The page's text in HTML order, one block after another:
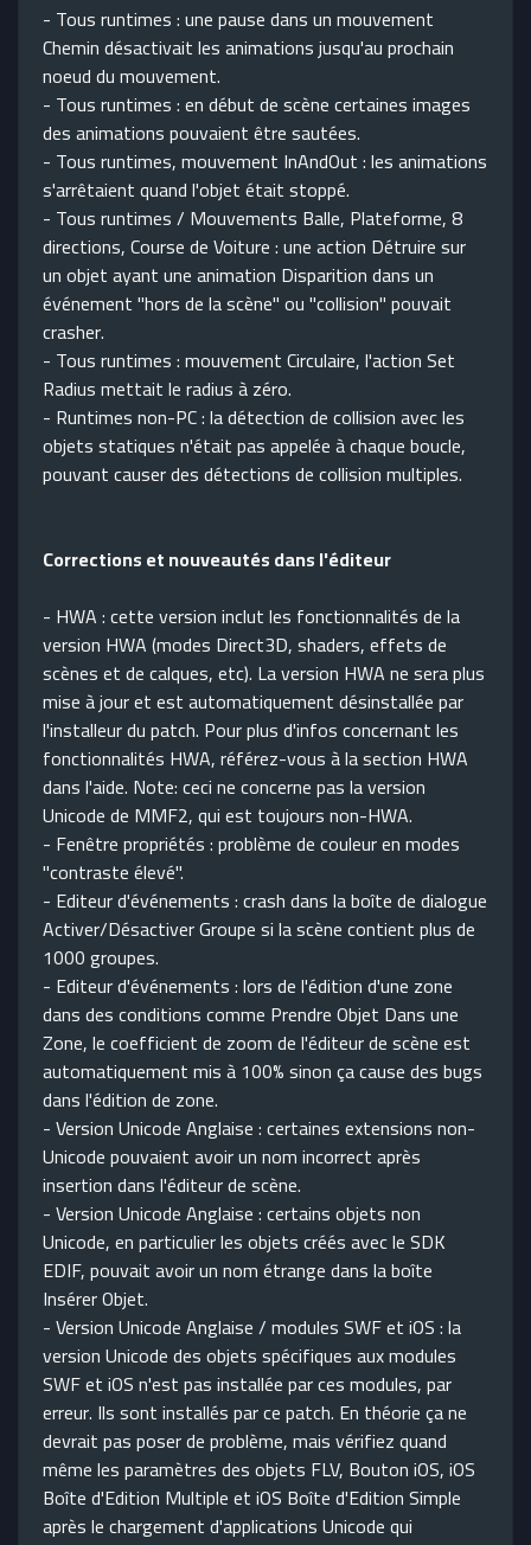
- Tous runtimes : une pause dans un mouvement
Chemin désactivait les animations jusqu'au prochain
noeud du mouvement.
- Tous runtimes : en début de scène certaines images
des animations pouvaient être sautées.
- Tous runtimes, mouvement InAndOut : les animations
s'arrêtaient quand l'objet était stoppé.
- Tous runtimes / Mouvements Balle, Plateforme, 8
directions, Course de Voiture : une action Détruire sur
un objet ayant une animation Disparition dans un
événement "hors de la scène" ou "collision" pouvait
crasher.
- Tous runtimes : mouvement Circulaire, l'action Set
Radius mettait le radius à zéro.
- Runtimes non-PC : la détection de collision avec les
objets statiques n'était pas appelée à chaque boucle,
pouvant causer des détections de collision multiples.
Corrections et nouveautés dans l'éditeur
- HWA : cette version inclut les fonctionnalités de la
version HWA (modes Direct3D, shaders, effets de
scènes et de calques, etc). La version HWA ne sera plus
mise à jour et est automatiquement désinstallée par
l'installeur du patch. Pour plus d'infos concernant les
fonctionnalités HWA, référez-vous à la section HWA
dans l'aide. Note: ceci ne concerne pas la version
Unicode de MMF2, qui est toujours non-HWA.
- Fenêtre propriétés : problème de couleur en modes
"contraste élevé".
- Editeur d'événements : crash dans la boîte de dialogue
Activer/Désactiver Groupe si la scène contient plus de
1000 groupes.
- Editeur d'événements : lors de l'édition d'une zone
dans des conditions comme Prendre Objet Dans une
Zone, le coefficient de zoom de l'éditeur de scène est
automatiquement mis à 100% sinon ça cause des bugs
dans l'édition de zone.
- Version Unicode Anglaise : certaines extensions non-
Unicode pouvaient avoir un nom incorrect après
insertion dans l'éditeur de scène.
- Version Unicode Anglaise : certains objets non
Unicode, en particulier les objets créés avec le SDK
EDIF, pouvait avoir un nom étrange dans la boîte
Insérer Objet.
- Version Unicode Anglaise / modules SWF et iOS : la
version Unicode des objets spécifiques aux modules
SWF et iOS n'est pas installée par ces modules, par
erreur. Ils sont installés par ce patch. En théorie ça ne
devrait pas poser de problème, mais vérifiez quand
même les paramètres des objets FLV, Bouton iOS, iOS
Boîte d'Edition Multiple et iOS Boîte d'Edition Simple
après le chargement d'applications Unicode qui